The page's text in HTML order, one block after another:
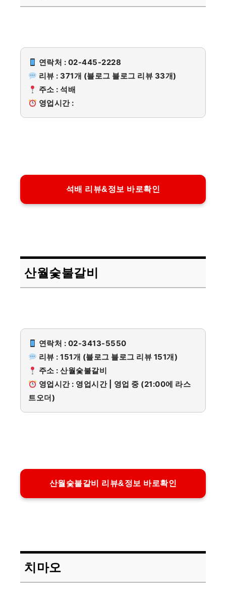
연락처 : 02-445-2228
리뷰 : 371개 (블로그 블로그 리뷰 33개)
주소 : 석배
영업시간 :
석배 리뷰&정보 바로확인
산월숯불갈비
연락처 : 02-3413-5550
리뷰 : 151개 (블로그 블로그 리뷰 151개)
주소 : 산월숯불갈비
영업시간 : 영업시간 | 영업 중 (21:00에 라스
트오더)
산월숯불갈비 리뷰&정보 바로확인
치마오